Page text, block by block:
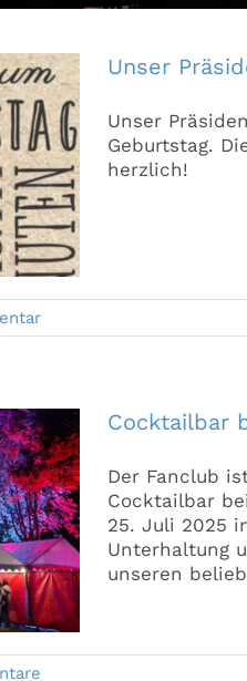
Unser
Unser
Geburtstag.
herzlich!
Cocktailbar
Der Fanclub
Cocktailbar
25. Juli 2025
Unterhaltung
unseren